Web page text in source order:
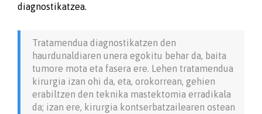
diagnostikatzea.
Tratamendua diagnostikatzen den
haurdunaldiaren unera egokitu behar da, baita
tumore mota eta fasera ere. Lehen tratamendua
kirurgia izan ohi da, eta, orokorrean, gehien
erabiltzen den teknika mastektomia erradikala
da; izan ere, kirurgia kontserbatzailearen ostean